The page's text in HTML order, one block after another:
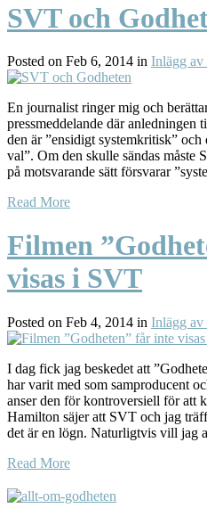
SVT och
Posted on Feb 6, 2014 in Inlägg av
En journalist ringer mig och
pressmeddelande där anledningen
den är ”ensidigt systemkritisk”
val”. Om den skulle sändas måste
på motsvarande sätt försvarar
Read More
Filmen
visas i SVT
Posted on Feb 4, 2014 in Inlägg av
I dag fick jag beskedet att
har varit med som samproducent
anser den för kontroversiell för att
Hamilton säjer att SVT och jag
det är en lögn. Naturligtvis vill
Read More